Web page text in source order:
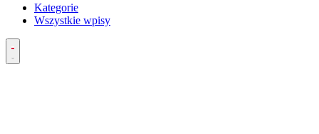
Kategorie
Wszystkie wpisy